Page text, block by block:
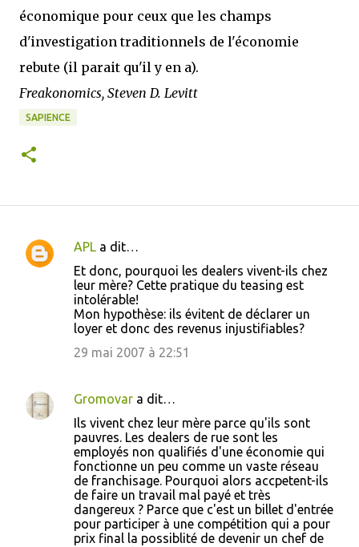
économique pour ceux que les champs
d'investigation traditionnels de l'économie
rebute (il parait qu'il y en a).
Freakonomics, Steven D. Levitt
SAPIENCE
C
t
a
APL a dit…
Et donc, pourquoi les dealers vivent-ils chez
leur mère? Cette pratique du teasing est
intolérable!
Mon hypothèse: ils évitent de déclarer un
loyer et donc des revenus injustifiables?
29 mai 2007 à 22:51
Gromovar a dit…
Ils vivent chez leur mère parce qu'ils sont
pauvres. Les dealers de rue sont les
employés non qualifiés d'une économie qui
fonctionne un peu comme un vaste réseau
de franchisage. Pourquoi alors accpetent-ils
de faire un travail mal payé et très
dangereux ? Parce que c'est un billet d'entrée
pour participer à une compétition qui a pour
prix final la possiblité de devenir un chef de